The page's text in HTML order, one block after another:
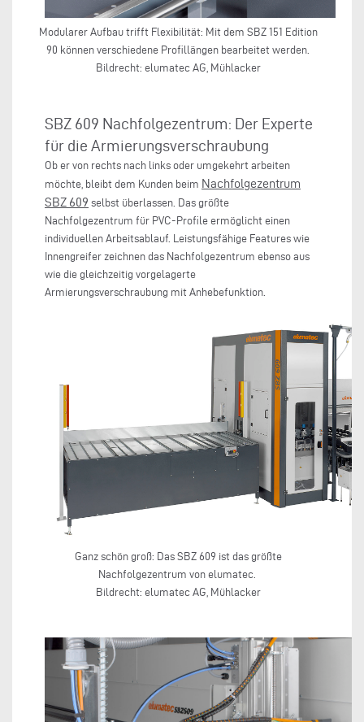
Modularer Aufbau trifft Flexibilität: Mit dem SBZ 151 Edition
90 können verschiedene Profillängen bearbeitet werden.
Bildrecht: elumatec AG, Mühlacker
SBZ 609 Nachfolgezentrum: Der Experte
für die Armierungsverschraubung
Ob er von rechts nach links oder umgekehrt arbeiten
möchte, bleibt dem Kunden beim Nachfolgezentrum
SBZ 609 selbst überlassen. Das größte
Nachfolgezentrum für PVC-Profile ermöglicht einen
individuellen Arbeitsablauf. Leistungsfähige Features wie
Innengreifer zeichnen das Nachfolgezentrum ebenso aus
wie die gleichzeitig vorgelagerte
Armierungsverschraubung mit Anhebefunktion.
Ganz schön groß: Das SBZ 609 ist das größte
Nachfolgezentrum von elumatec.
Bildrecht: elumatec AG, Mühlacker